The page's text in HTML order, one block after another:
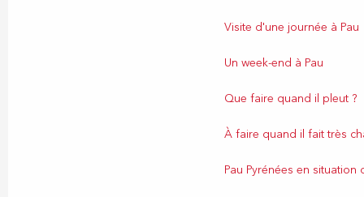
Visite d'une journée à Pau
Un week-end à Pau
Que faire quand il pleut ?
À faire quand il fait très
Pau Pyrénées en situation